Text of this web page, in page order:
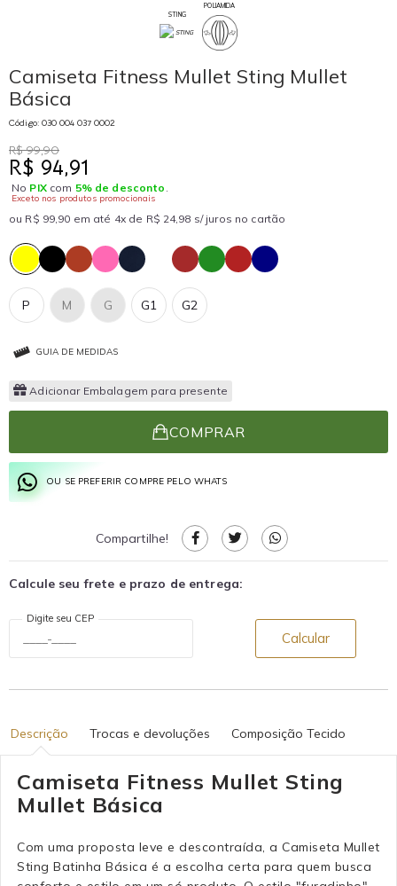
STING
POLIAMIDA
Camiseta Fitness Mullet Sting Mullet
Básica
Código: 030 004 037 0002
R$ 99,90
R$ 94,91
No PIXcom 5% de desconto .
Exceto nos produtos promocionais
ou R$ 99,90 em até 4x de R$ 24,98 s/ juros no cartão
G1
G G2
M
P
GUIA DE MEDIDAS
Adicionar Embalagem para presente
COMPRAR
OU SE PREFERIR COMPRE PELO WHATS
Compartilhe!
Calcule seu frete e prazo de entrega:
Digite seu CEP
Calcular
Descrição Trocas e devoluções Composição Tecido
Camiseta Fitness Mullet Sting
Mullet Básica
Com uma proposta leve e descontraída, a Camiseta Mullet
Sting Batinha Básica é a escolha certa para quem busca